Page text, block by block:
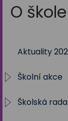
O škole
Aktuality
Školní akce
2025/2026
Školská rada